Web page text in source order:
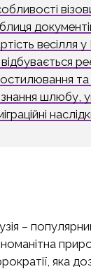
весілля у
та
шлюбу,
–
яка